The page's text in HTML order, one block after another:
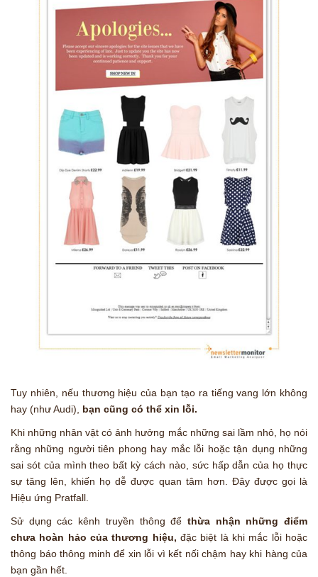
Tuy nhiên, nếu thương hiệu của bạn tạo ra tiếng vang lớn không
hay (như Audi), bạn cũng có thể xin lỗi.
Khi những nhân vật có ảnh hưởng mắc những sai lầm nhỏ, họ nói
rằng những người tiên phong hay mắc lỗi hoặc tận dụng những
sai sót của mình theo bất kỳ cách nào, sức hấp dẫn của họ thực
sự tăng lên, khiến họ dễ được quan tâm hơn. Đây được gọi là
Hiệu ứng Pratfall.
Sử dụng các kênh truyền thông để thừa nhận những điểm
chưa hoàn hảo của thương hiệu, đặc biệt là khi mắc lỗi hoặc
thông báo thông minh để xin lỗi vì kết nối chậm hay khi hàng của
bạn gần hết.